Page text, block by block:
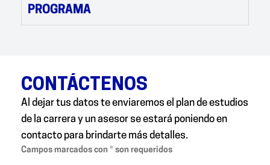
PROGRAMA
CONTÁCTENOS
Al dejar tus datos te enviaremos el plan de estudios
de la carrera y un asesor se estará poniendo en
contacto para brindarte más detalles.
Campos marcados con * son requeridos